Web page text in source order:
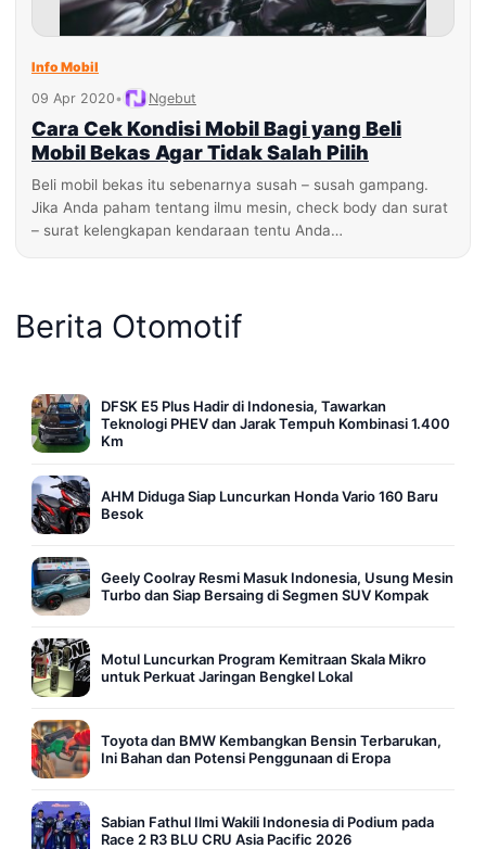
Info Mobil
09 Apr 2020• Ngebut
Cara Cek Kondisi Mobil Bagi yang Beli
Mobil Bekas Agar Tidak Salah Pilih
Beli mobil bekas itu sebenarnya susah – susah gampang.
Jika Anda paham tentang ilmu mesin, check body dan surat
– surat kelengkapan kendaraan tentu Anda…
Berita Otomotif
DFSK E5 Plus Hadir di Indonesia, Tawarkan
Teknologi PHEV dan Jarak Tempuh Kombinasi 1.400
Km
AHM Diduga Siap Luncurkan Honda Vario 160 Baru
Besok
Geely Coolray Resmi Masuk Indonesia, Usung Mesin
Turbo dan Siap Bersaing di Segmen SUV Kompak
Motul Luncurkan Program Kemitraan Skala Mikro
untuk Perkuat Jaringan Bengkel Lokal
Toyota dan BMW Kembangkan Bensin Terbarukan,
Ini Bahan dan Potensi Penggunaan di Eropa
Sabian Fathul Ilmi Wakili Indonesia di Podium pada
Race 2 R3 BLU CRU Asia Pacific 2026